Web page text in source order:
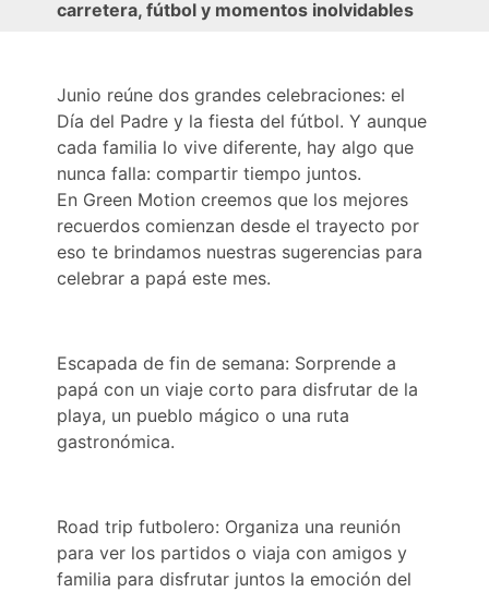
carretera, fútbol y momentos inolvidables
Junio reúne dos grandes celebraciones: el
Día del Padre y la fiesta del fútbol. Y aunque
cada familia lo vive diferente, hay algo que
nunca falla: compartir tiempo juntos.
En Green Motion creemos que los mejores
recuerdos comienzan desde el trayecto por
eso te brindamos nuestras sugerencias para
celebrar a papá este mes.
Escapada de fin de semana: Sorprende a
papá con un viaje corto para disfrutar de la
playa, un pueblo mágico o una ruta
gastronómica.
Road trip futbolero: Organiza una reunión
para ver los partidos o viaja con amigos y
familia para disfrutar juntos la emoción del